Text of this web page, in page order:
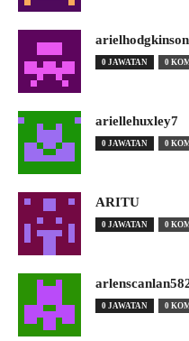
arielhodgkinson
0 JAWATAN 0
ariellehuxley7
0 JAWATAN 0
ARITU
0 JAWATAN 0
0 JAWATAN 0